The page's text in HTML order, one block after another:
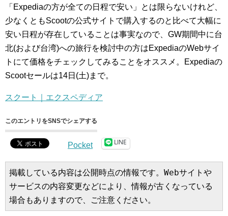
「Expediaの方が全ての日程で安い」とは限らないけれど、
少なくともScootの公式サイトで購入するのと比べて大幅に
安い日程が存在していることは事実なので、GW期間中に台
北(および台湾)への旅行を検討中の方はExpediaのWebサイ
トにて価格をチェックしてみることをオススメ。Expediaの
Scootセールは14日(土)まで。
スクート｜エクスペディア
このエントリをSNSでシェアする
Pocket LINE
掲載している内容は公開時点の情報です。Webサイトや
サービスの内容変更などにより、情報が古くなっている
場合もありますので、ご注意ください。